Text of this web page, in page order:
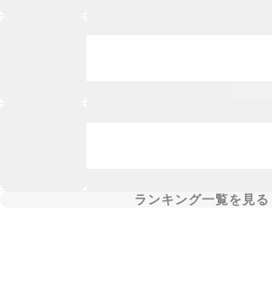
ランキング一覧を見る